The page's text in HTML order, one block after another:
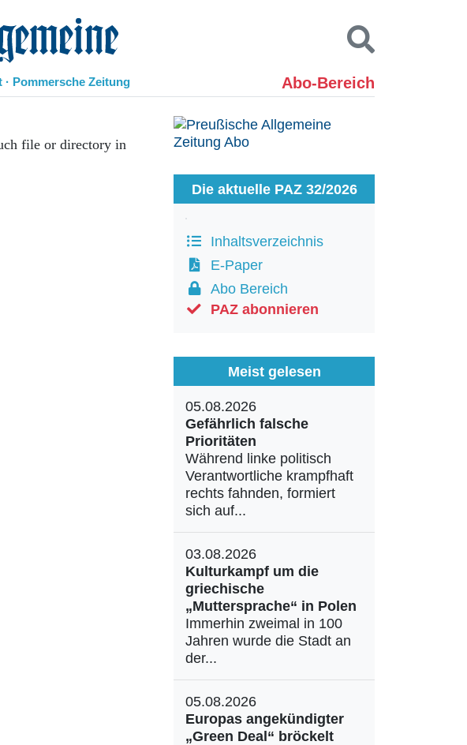
Pommersche Zeitung Abo-Bereich
Kontakt
file or directory in
Die aktuelle PAZ 32/2026
Inhaltsverzeichnis
E-Paper
Abo Bereich
PAZ abonnieren
Meist gelesen
05.08.2026
Gefährlich falsche
Prioritäten
Während linke politisch
Verantwortliche krampfhaft
rechts fahnden, formiert
sich auf...
03.08.2026
Kulturkampf um die
griechische
„Muttersprache“ in Polen
Immerhin zweimal in 100
Jahren wurde die Stadt an
der...
05.08.2026
Europas angekündigter
„Green Deal“ bröckelt